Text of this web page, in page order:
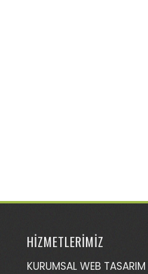
HİZMETLERİMİZ
KURUMSAL WEB TASARIM